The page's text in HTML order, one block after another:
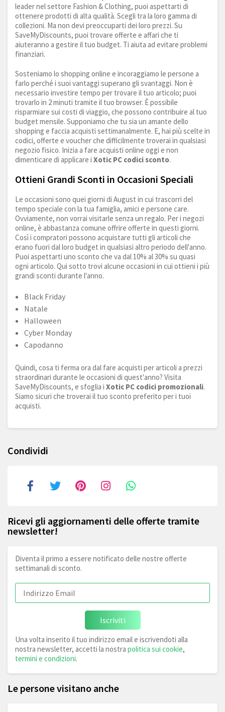
leader nel settore Fashion & Clothing, puoi aspettarti di
ottenere prodotti di alta qualità. Scegli tra la loro gamma di
collezioni. Ma non devi preoccuparti dei loro prezzi. Su
SaveMyDiscounts, puoi trovare offerte e affari che ti
aiuteranno a gestire il tuo budget. Ti aiuta ad evitare problemi
finanziari.
Sosteniamo lo shopping online e incoraggiamo le persone a
farlo perché i suoi vantaggi superano gli svantaggi. Non è
necessario investire tempo per trovare il tuo articolo; puoi
trovarlo in 2 minuti tramite il tuo browser. È possibile
risparmiare sui costi di viaggio, che possono contribuire al tuo
budget mensile. Supponiamo che tu sia un amante dello
shopping e faccia acquisti settimanalmente. E, hai più scelte in
codici, offerte e voucher che difficilmente troverai in qualsiasi
negozio fisico. Inizia a fare acquisti online oggi e non
dimenticare di applicare i Xotic PC codici sconto.
Ottieni Grandi Sconti in Occasioni Speciali
Le occasioni sono quei giorni di August in cui trascorri del
tempo speciale con la tua famiglia, amici e persone care.
Ovviamente, non vorrai visitarle senza un regalo. Per i negozi
online, è abbastanza comune offrire offerte in questi giorni.
Così i compratori possono acquistare tutti gli articoli che
erano fuori dal loro budget in qualsiasi altro periodo dell'anno.
Puoi aspettarti uno sconto che va dal 10% al 30% su quasi
ogni articolo. Qui sotto trovi alcune occasioni in cui ottieni i più
grandi sconti durante l'anno.
Black Friday
Natale
Halloween
Cyber Monday
Capodanno
Quindi, cosa ti ferma ora dal fare acquisti per articoli a prezzi
straordinari durante le occasioni di quest'anno? Visita
SaveMyDiscounts, e sfoglia i Xotic PC codici promozionali.
Siamo sicuri che troverai il tuo sconto preferito per i tuoi
acquisti.
Condividi
Ricevi gli aggiornamenti delle offerte tramite
newsletter!
Diventa il primo a essere notificato delle nostre offerte
settimanali di sconto.
Iscriviti
Una volta inserito il tuo indirizzo email e iscrivendoti alla
nostra newsletter, accetti la nostra politica sui cookie,
termini e condizioni.
Le persone visitano anche